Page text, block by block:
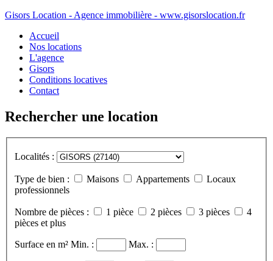
Gisors Location - Agence immobilière - www.gisorslocation.fr
Accueil
Nos locations
L'agence
Gisors
Conditions locatives
Contact
Rechercher une location
Localités :
Type de bien : Maisons Appartements
Locaux
professionnels
Nombre de pièces : 1 pièce 2 pièces 3 pièces
4
pièces et plus
Surface en m² Min. : Max. :